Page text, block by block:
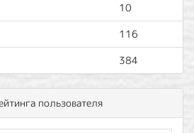
10
116
384
пользователя